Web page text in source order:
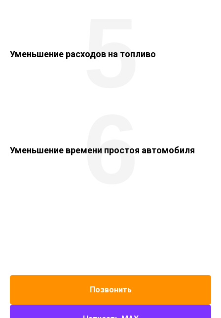
Уменьшение расходов на топливо
5
Уменьшение времени простоя автомобиля
6
Позвонить